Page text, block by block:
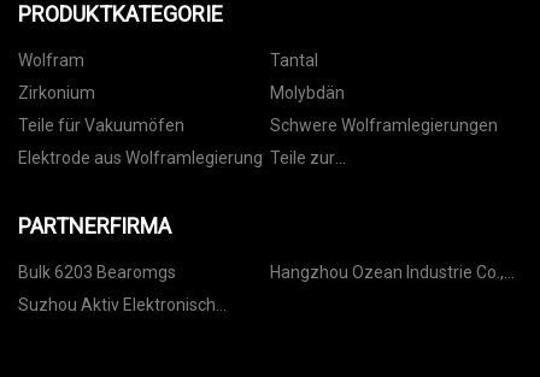
PRODUKTKATEGORIE
Wolfram
Tantal
Zirkonium
Molybdän
Teile für Vakuumöfen
Schwere Wolframlegierungen
Elektrode aus Wolframlegierung Teile zur
PARTNERFIRMA
Bulk 6203 Bearomgs
Hangzhou Ozean Industrie Co.,
Suzhou Aktiv Elektronisch